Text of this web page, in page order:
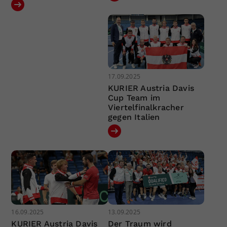
17.09.2025
KURIER Austria Davis
Cup Team im
Viertelfinalkracher
gegen Italien
16.09.2025
KURIER Austria Davis
13.09.2025
Der Traum wird